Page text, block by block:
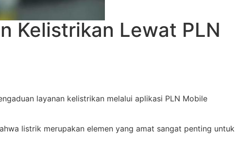
Kelistrikan Lewat PLN
layanan kelistrikan melalui aplikasi PLN Mobile
listrik merupakan elemen yang amat sangat penting untuk